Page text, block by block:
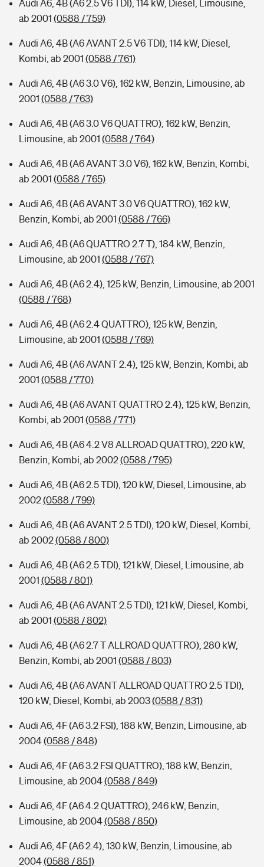
Audi A6, 4B (A6 2.5 V6 TDI), 114 kW, Diesel, Limousine,
ab 2001 (0588 / 759)
Audi A6, 4B (A6 AVANT 2.5 V6 TDI), 114 kW, Diesel,
Kombi, ab 2001 (0588 / 761)
Audi A6, 4B (A6 3.0 V6), 162 kW, Benzin, Limousine, ab
2001 (0588 / 763)
Audi A6, 4B (A6 3.0 V6 QUATTRO), 162 kW, Benzin,
Limousine, ab 2001 (0588 / 764)
Audi A6, 4B (A6 AVANT 3.0 V6), 162 kW, Benzin, Kombi,
ab 2001 (0588 / 765)
Audi A6, 4B (A6 AVANT 3.0 V6 QUATTRO), 162 kW,
Benzin, Kombi, ab 2001 (0588 / 766)
Audi A6, 4B (A6 QUATTRO 2.7 T), 184 kW, Benzin,
Limousine, ab 2001 (0588 / 767)
Audi A6, 4B (A6 2.4), 125 kW, Benzin, Limousine, ab 2001
(0588 / 768)
Audi A6, 4B (A6 2.4 QUATTRO), 125 kW, Benzin,
Limousine, ab 2001 (0588 / 769)
Audi A6, 4B (A6 AVANT 2.4), 125 kW, Benzin, Kombi, ab
2001 (0588 / 770)
Audi A6, 4B (A6 AVANT QUATTRO 2.4), 125 kW, Benzin,
Kombi, ab 2001 (0588 / 771)
Audi A6, 4B (A6 4.2 V8 ALLROAD QUATTRO), 220 kW,
Benzin, Kombi, ab 2002(0588 / 795)
Audi A6, 4B (A6 2.5 TDI), 120 kW, Diesel, Limousine, ab
2002(0588 / 799)
Audi A6, 4B (A6 AVANT 2.5 TDI), 120 kW, Diesel, Kombi,
ab 2002(0588 / 800)
Audi A6, 4B (A6 2.5 TDI), 121 kW, Diesel, Limousine, ab
2001 (0588 / 801)
Audi A6, 4B (A6 AVANT 2.5 TDI), 121 kW, Diesel, Kombi,
ab 2001 (0588 / 802)
Audi A6, 4B (A6 2.7 T ALLROAD QUATTRO), 280 kW,
Benzin, Kombi, ab 2001 (0588 / 803)
Audi A6, 4B (A6 AVANT ALLROAD QUATTRO 2.5 TDI),
120 kW, Diesel, Kombi, ab 2003(0588 / 831)
Audi A6, 4F (A6 3.2 FSI), 188 kW, Benzin, Limousine, ab
2004(0588 / 848)
Audi A6, 4F (A6 3.2 FSI QUATTRO), 188 kW, Benzin,
Limousine, ab 2004(0588 / 849)
Audi A6, 4F (A6 4.2 QUATTRO), 246 kW, Benzin,
Limousine, ab 2004(0588 / 850)
Audi A6, 4F (A6 2.4), 130 kW, Benzin, Limousine, ab
2004(0588 / 851)